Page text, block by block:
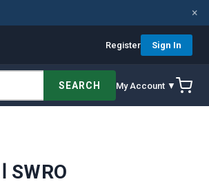
×
Register Sign In
SEARCH My Account ▼
دليل مشتري مضخات Danfoss: مضخات APP المكبسية المحورية لأنظمة SWRO